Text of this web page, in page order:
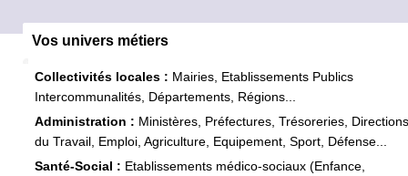
Vos univers métiers
Collectivités locales : Mairies, Etablissements Publics
Intercommunalités, Départements, Régions...
Administration : Ministères, Préfectures, Trésoreries, Directions
du Travail, Emploi, Agriculture, Equipement, Sport, Défense...
Santé-Social : Etablissements médico-sociaux (Enfance,